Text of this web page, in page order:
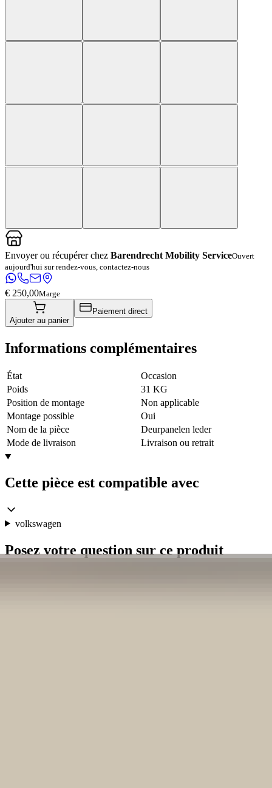
Envoyer ou récupérer chez Barendrecht Mobility ServiceOuvert
aujourd'hui sur rendez-vous, contactez-nous
€ 250,00Marge
Ajouter au panier
Paiement direct
Informations complémentaires
État
Occasion
Poids
31 KG
Position de montage
Non applicable
Montage possible
Oui
Nom de la pièce
Deurpanelen leder
Mode de livraison
Livraison ou retrait
Cette pièce est compatible avec
volkswagen
Posez votre question sur ce produit